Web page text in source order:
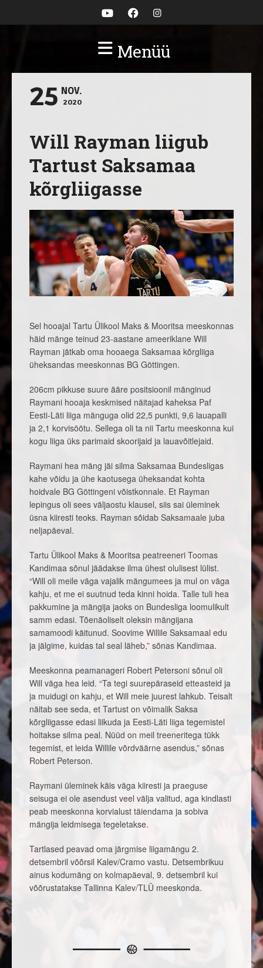
Menüü
25 NOV.
2020
Will Rayman liigub
Tartust Saksamaa
kõrgliigasse
Sel hooajal Tartu Ülikool Maks & Mooritsa meeskonnas
häid mänge teinud 23-aastane ameeriklane Will
Rayman jätkab oma hooaega Saksamaa kõrgliiga
üheksandas meeskonnas BG Göttingen.
206cm pikkuse suure ääre positsioonil mänginud
Raymani hooaja keskmised näitajad kaheksa Paf
Eesti-Läti liiga mänguga olid 22,5 punkti, 9,6 lauapalli
ja 2,1 korvisöötu. Sellega oli ta nii Tartu meeskonna kui
kogu liiga üks parimaid skoorijaid ja lauavõitlejaid.
Raymani hea mäng jäi silma Saksamaa Bundesligas
kahe võidu ja ühe kaotusega üheksandat kohta
hoidvale BG Göttingeni võistkonnale. Et Rayman
lepingus oli sees väljaostu klausel, siis sai üleminek
üsna kiiresti teoks. Rayman sõidab Saksamaale juba
neljapäeval.
Tartu Ülikool Maks & Mooritsa peatreeneri Toomas
Kandimaa sõnul jäädakse ilma ühest olulisest lülist.
“Will oli meile väga vajalik mängumees ja mul on väga
kahju, et me ei suutnud teda kinni hoida. Talle tuli hea
pakkumine ja mängija jaoks on Bundesliga loomulikult
samm edasi. Tõenäoliselt oleksin mängijana
samamoodi käitunud. Soovime Willile Saksamaal edu
ja jälgime, kuidas tal seal läheb,” sõnas Kandimaa.
Meeskonna peamanageri Robert Petersoni sõnul oli
Will väga hea leid. “Ta tegi suurepäraseid etteasteid ja
ja muidugi on kahju, et Will meie juurest lahkub. Teisalt
näitab see seda, et Tartust on võimalik Saksa
kõrgliigasse edasi liikuda ja Eesti-Läti liiga tegemistel
hoitakse silma peal. Nüüd on meil treeneritega tükk
tegemist, et leida Willile võrdväärne asendus,” sõnas
Robert Peterson.
Raymani üleminek käis väga kiiresti ja praeguse
seisuga ei ole asendust veel välja valitud, aga kindlasti
peab meeskonna korvialust täiendama ja sobiva
mängija leidmisega tegeletakse.
Tartlased peavad oma järgmise liigamängu 2.
detsembril võõrsil Kalev/Cramo vastu. Detsembrikuu
ainus kodumäng on kolmapäeval, 9. detsembril kui
võõrustatakse Tallinna Kalev/TLÜ meeskonda.